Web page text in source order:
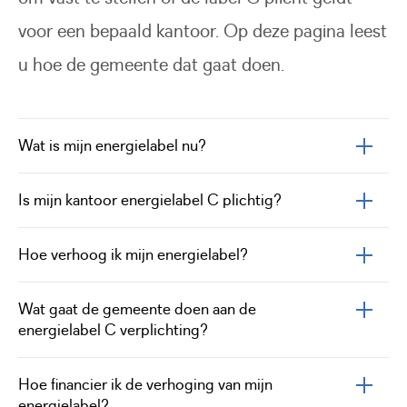
voor een bepaald kantoor. Op deze pagina leest
u hoe de gemeente dat gaat doen.
Wat is mijn energielabel nu?
Is mijn kantoor energielabel C plichtig?
Hoe verhoog ik mijn energielabel?
Wat gaat de gemeente doen aan de
energielabel C verplichting?
Hoe financier ik de verhoging van mijn